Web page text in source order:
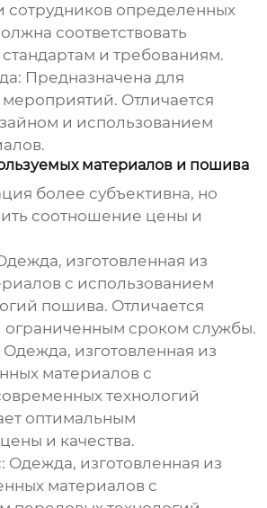
сотрудников определенных
соответствовать
и требованиям.
Предназначена для
Отличается
и использованием
материалов и пошива
более субъективна, но
соотношение цены и
изготовленная из
с использованием
пошива. Отличается
ограниченным сроком службы.
Одежда, изготовленная из
материалов с
технологий
оптимальным
и качества.
Одежда, изготовленная из
материалов с